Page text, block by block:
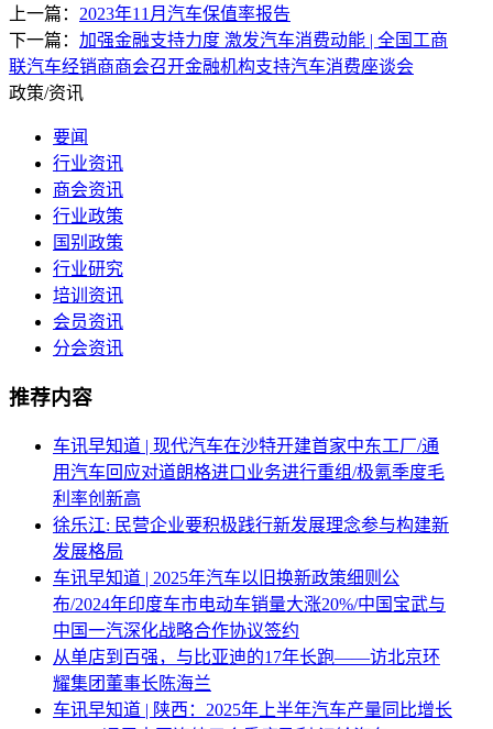
上一篇： 2023年11月汽车保值率报告
下一篇： 加强金融支持力度 激发汽车消费动能 | 全国工商
联汽车经销商商会召开金融机构支持汽车消费座谈会
政策/资讯
要闻
行业资讯
商会资讯
行业政策
国别政策
行业研究
培训资讯
会员资讯
分会资讯
推荐内容
车讯早知道 | 现代汽车在沙特开建首家中东工厂/通
用汽车回应对道朗格进口业务进行重组/极氪季度毛
利率创新高
徐乐江: 民营企业要积极践行新发展理念参与构建新
发展格局
车讯早知道 | 2025年汽车以旧换新政策细则公
布/2024年印度车市电动车销量大涨20%/中国宝武与
中国一汽深化战略合作协议签约
从单店到百强，与比亚迪的17年长跑——访北京环
耀集团董事长陈海兰
车讯早知道 | 陕西：2025年上半年汽车产量同比增长